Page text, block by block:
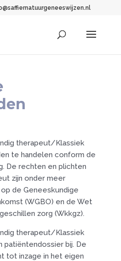
therapeut/Klassiek
te handelen conform de
De rechten en plichten
zijn onder meer
de Geneeskundige
(WGBO) en de Wet
zorg (Wkkgz).
therapeut/Klassiek
patiëntendossier bij. De
tot inzage in het eigen